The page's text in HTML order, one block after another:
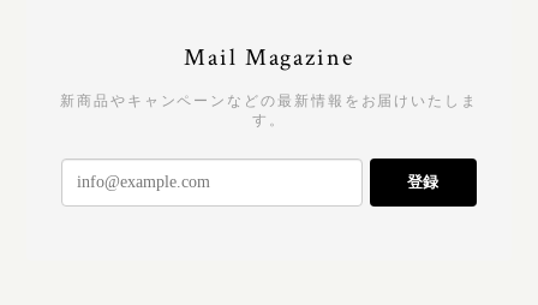
Mail Magazine
新商品やキャンペーンなどの最新情報をお届けいたしま
す。
登録